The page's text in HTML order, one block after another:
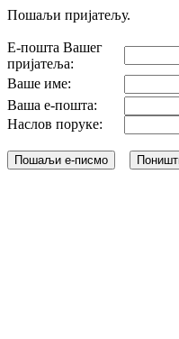
Пошаљи пријатељу.
Е-пошта Вашег
пријатеља:
Ваше име:
Ваша е-пошта:
Наслов поруке: